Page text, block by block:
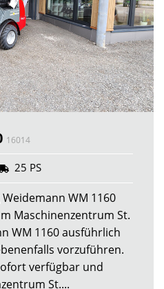
16014
25 PS
WM 1160
Maschinenzentrum St.
WM 1160 ausführlich
vorzuführen.
verfügbar und
St....